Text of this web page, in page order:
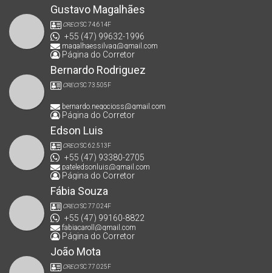
Gustavo Magalhães
CRECISC 74.614F
+55 (47) 99632-1996
magalhaessilvag@gmail.com
Página do Corretor
Bernardo Rodriguez
CRECISC 73.505F
bernardo.negocioss@gmail.com
Página do Corretor
Edson Luis
CRECISC 62.513F
+55 (47) 93380-2705
pateledsonluis@gmail.com
Página do Corretor
Fábia Souza
CRECISC 77.024F
+55 (47) 99160-8822
fabiacaroll@gmail.com
Página do Corretor
João Mota
CRECISC 77.025F